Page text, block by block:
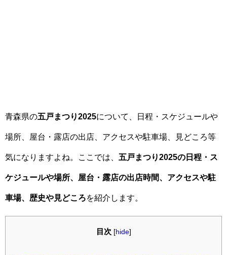
青森県の五戸まつり2025について、日程・スケジュールや
場所、屋台・露店の出店、アクセスや駐車場、見どころ等
気になりますよね。ここでは、 五戸まつり2025の日程・ス
ケジュールや場所、屋台・露店の出店時間、アクセスや駐
車場、歴史や見どころを紹介します。
目次 [hide]